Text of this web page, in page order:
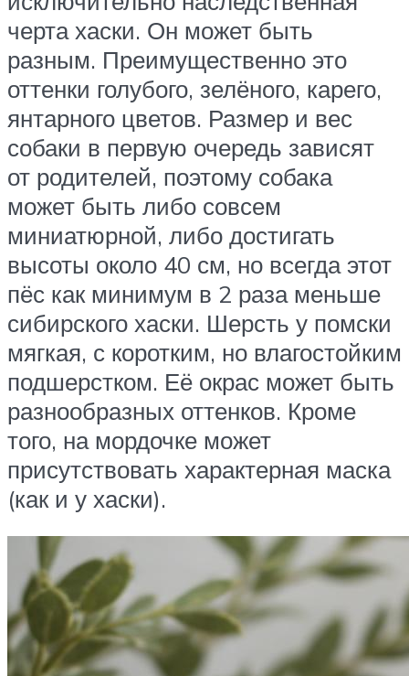
черта хаски. Он может быть
разным. Преимущественно это
оттенки голубого, зелёного, карего,
янтарного цветов. Размер и вес
собаки в первую очередь зависят
от родителей, поэтому собака
может быть либо совсем
миниатюрной, либо достигать
высоты около 40 см, но всегда этот
пёс как минимум в 2 раза меньше
сибирского хаски. Шерсть у помски
мягкая, с коротким, но влагостойким
подшерстком. Её окрас может быть
разнообразных оттенков. Кроме
того, на мордочке может
присутствовать характерная маска
(как и у хаски).